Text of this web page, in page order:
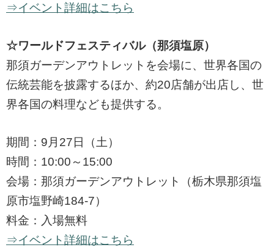
⇒イベント詳細はこちら
☆ワールドフェスティバル（那須塩原）
那須ガーデンアウトレットを会場に、世界各国の
伝統芸能を披露するほか、約20店舗が出店し、世
界各国の料理なども提供する。
期間：9月27日（土）
時間：10:00～15:00
会場：那須ガーデンアウトレット（栃木県那須塩
原市塩野崎184-7）
料金：入場無料
⇒イベント詳細はこちら